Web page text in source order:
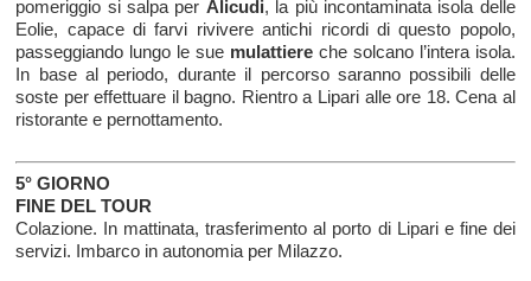
pomeriggio si salpa per Alicudi, la più incontaminata isola delle
Eolie, capace di farvi rivivere antichi ricordi di questo popolo,
passeggiando lungo le sue mulattiereche solcano l’intera isola.
In base al periodo, durante il percorso saranno possibili delle
soste per effettuare il bagno. Rientro a Lipari alle ore 18. Cena al
ristorante e pernottamento.
5° GIORNO
FINE DEL TOUR
Colazione. In mattinata, trasferimento al porto di Lipari e fine dei
servizi. Imbarco in autonomia per Milazzo.